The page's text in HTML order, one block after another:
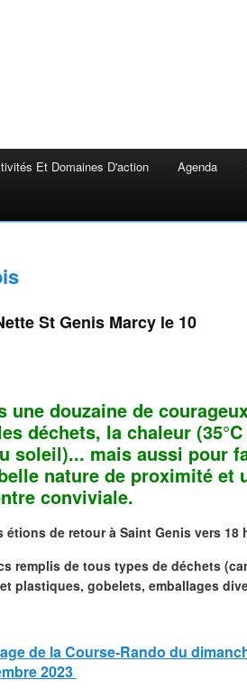
Et Domaines D'action Agenda
St Genis Marcy le 10
une douzaine de
déchets, la chaleur (35°C
soleil)... mais aussi pour
nature de proximité et
conviviale.
étions de retour à Saint Genis vers 18
remplis de tous types de déchets
plastiques, gobelets, emballages
de la Course-Rando du
2023